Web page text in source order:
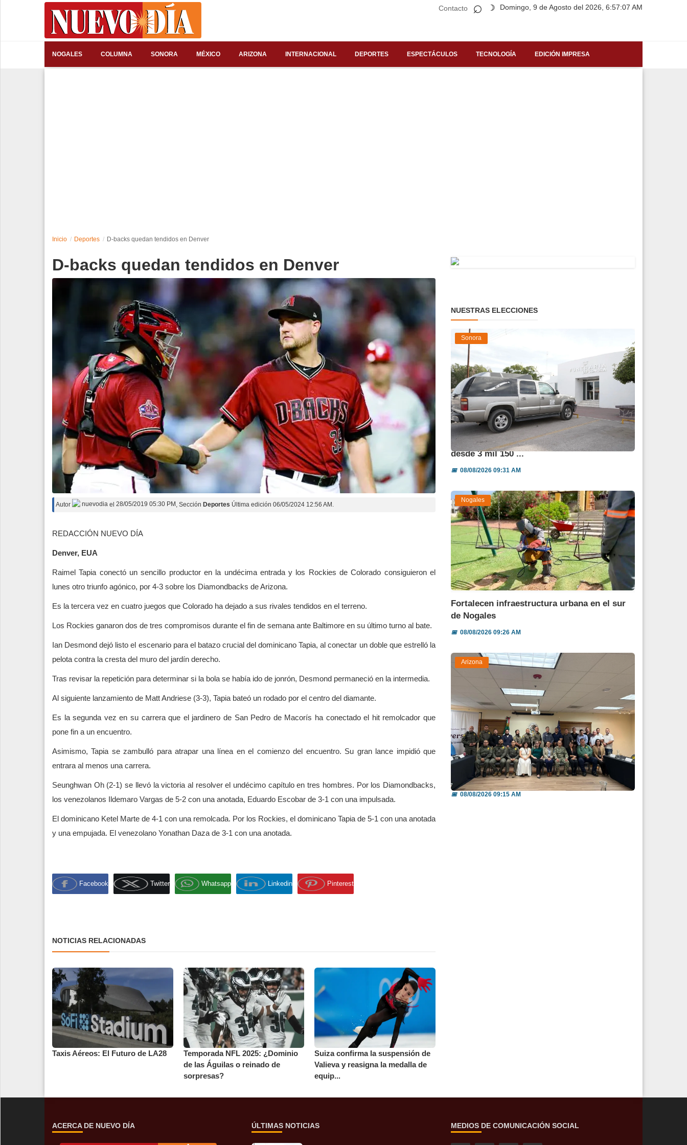
Contacto Domingo, 9 de Agosto del 2026, 6:57:07 AM
⌕ ☽
NOGALES COLUMNA SONORA MÉXICO ARIZONA INTERNACIONAL DEPORTES ESPECTÁCULOS TECNOLOGÍA EDICIÓN IMPRESA
Edición Impresa
Inicio Deportes D-backs quedan tendidos en Denver
D-backs quedan tendidos en Denver
Autor nuevodia el 28/05/2019 05:30 PM , Sección Deportes Última edición 06/05/2024 12:56 AM.
REDACCIÓN NUEVO DÍA
Denver, EUA
Raimel Tapia conectó un sencillo productor en la undécima entrada y los Rockies de Colorado consiguieron el
lunes otro triunfo agónico, por 4-3 sobre los Diamondbacks de Arizona.
Es la tercera vez en cuatro juegos que Colorado ha dejado a sus rivales tendidos en el terreno.
Los Rockies ganaron dos de tres compromisos durante el fin de semana ante Baltimore en su último turno al bate.
Ian Desmond dejó listo el escenario para el batazo crucial del dominicano Tapia, al conectar un doble que estrelló la
pelota contra la cresta del muro del jardín derecho.
Tras revisar la repetición para determinar si la bola se había ido de jonrón, Desmond permaneció en la intermedia.
Al siguiente lanzamiento de Matt Andriese (3-3), Tapia bateó un rodado por el centro del diamante.
Es la segunda vez en su carrera que el jardinero de San Pedro de Macorís ha conectado el hit remolcador que
pone fin a un encuentro.
Asimismo, Tapia se zambulló para atrapar una línea en el comienzo del encuentro. Su gran lance impidió que
entrara al menos una carrera.
Seunghwan Oh (2-1) se llevó la victoria al resolver el undécimo capítulo en tres hombres. Por los Diamondbacks,
los venezolanos Ildemaro Vargas de 5-2 con una anotada, Eduardo Escobar de 3-1 con una impulsada.
El dominicano Ketel Marte de 4-1 con una remolcada. Por los Rockies, el dominicano Tapia de 5-1 con una anotada
y una empujada. El venezolano Yonathan Daza de 3-1 con una anotada.
Facebook Twitter Whatsapp Linkedin Pinterest
NOTICIAS RELACIONADAS
Taxis Aéreos: El Futuro de LA28
Temporada NFL 2025: ¿Dominio
de las Águilas o reinado de
sorpresas?
Suiza confirma la suspensión de
Valieva y reasigna la medalla de
equip...
NUESTRAS ELECCIONES
Sonora
Ofrece DIF Sonora servicios funerarios
desde 3 mil 150 ...
📅08/08/2026 09:31 AM
Nogales
Fortalecen infraestructura urbana en el sur
de Nogales
📅08/08/2026 09:26 AM
Arizona
Refuerzan México y EU intercambio de
información para b...
📅08/08/2026 09:15 AM
ACERCA DE NUEVO DÍA ÚLTIMAS NOTICIAS MEDIOS DE COMUNICACIÓN SOCIAL